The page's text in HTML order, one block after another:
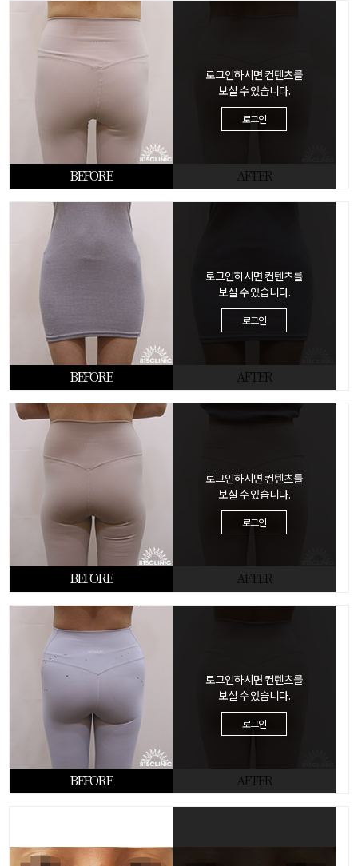
BEFORE AFTER
로그인하시면 컨텐츠를
보실 수 있습니다.
로그인
BEFORE AFTER
로그인하시면 컨텐츠를
보실 수 있습니다.
로그인
BEFORE AFTER
로그인하시면 컨텐츠를
보실 수 있습니다.
로그인
BEFORE AFTER
로그인하시면 컨텐츠를
보실 수 있습니다.
로그인